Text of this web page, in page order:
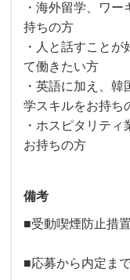
・海外留学、ワ
持ちの方
・人と話すこと
て働きたい方
・英語に加え、
学スキルをお持ち
・ホスピタリテ
お持ちの方
備考
■受動喫煙防止措
■応募から内定ま